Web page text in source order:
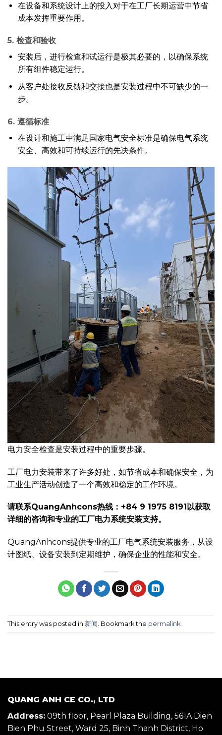
在设备和系统设计上的投入对于在工厂长期运营中节省
成本发挥重要作用。
5. 检查和验收
安装后，进行检查和试运行是极其必要的，以确保系统
所有组件稳定运行。
从客户处接收反馈和交接也是安装过程中不可缺少的一
步。
6. 遵循标准
在设计和施工中满足国家电气安全标准是确保电气系统
安全、高效和可持续运行的先决条件。
电力安全检查是安装过程中的重要步骤。
工厂电力安装带来了许多好处，如节省成本和确保安全，为
工业生产活动创造了一个高效和稳定的工作环境。
请联系QuangAnhcons热线：+84 9 1975 8191以获取
详细的咨询和专业的工厂电力系统安装支持。
QuangAnhcons提供专业的工厂电气系统安装服务，从设
计图纸、设备安装到定期维护，确保企业的性能和安全。
This entry was posted in 新闻 . Bookmark the permalink
QUANG ANH CE CO., LTD
Address: 09th floor, Pearl Plaza Building, 561A Dien
Bien Phu Street, Ward 25, Binh Thanh District, Ho